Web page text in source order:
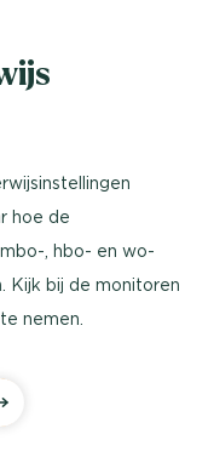
hoe de
, hbo- en wo-
Kijk bij de monitoren
nemen.